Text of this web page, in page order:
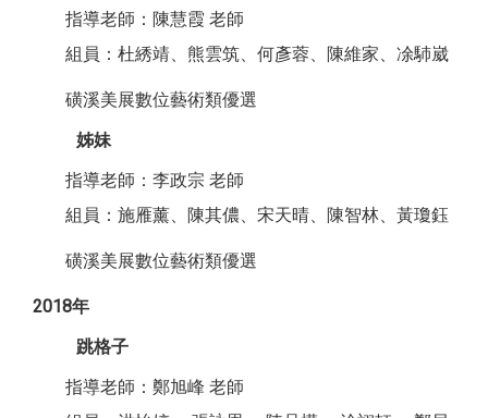
指導老師：陳慧霞 老師
組員：杜綉靖、熊雲筑、何彥蓉、陳維家、凃馷崴
磺溪美展數位藝術類優選
姊妹
指導老師：李政宗 老師
組員：施雁薰、陳其儂、宋天晴、陳智林、黃瓊鈺
磺溪美展數位藝術類優選
2018年
跳格子
指導老師：鄭旭峰 老師